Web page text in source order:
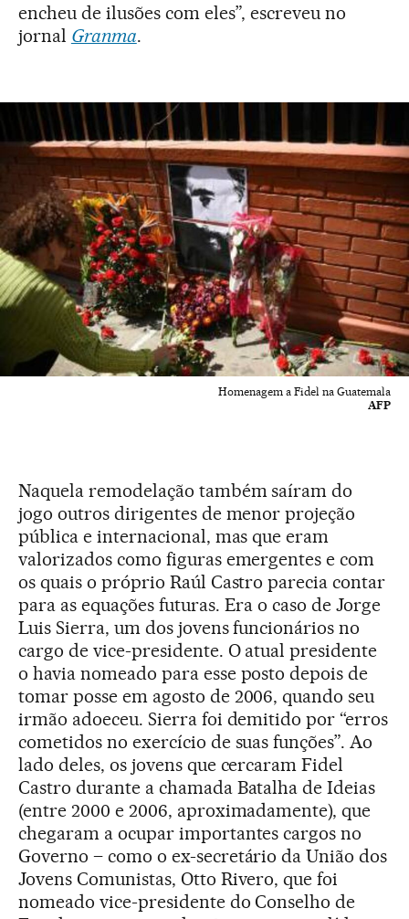
encheu de ilusões com eles”, escreveu no
jornal Granma.
Homenagem a Fidel na Guatemala
AFP
Naquela remodelação também saíram do
jogo outros dirigentes de menor projeção
pública e internacional, mas que eram
valorizados como figuras emergentes e com
os quais o próprio Raúl Castro parecia contar
para as equações futuras. Era o caso de Jorge
Luis Sierra, um dos jovens funcionários no
cargo de vice-presidente. O atual presidente
o havia nomeado para esse posto depois de
tomar posse em agosto de 2006, quando seu
irmão adoeceu. Sierra foi demitido por “erros
cometidos no exercício de suas funções”. Ao
lado deles, os jovens que cercaram Fidel
Castro durante a chamada Batalha de Ideias
(entre 2000 e 2006, aproximadamente), que
chegaram a ocupar importantes cargos no
Governo – como o ex-secretário da União dos
Jovens Comunistas, Otto Rivero, que foi
nomeado vice-presidente do Conselho de